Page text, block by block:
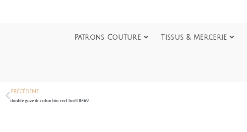
Patrons Couture Tissus & Mercerie
PRÉCÉDENT
double gaze de coton bio vert forêt 0569